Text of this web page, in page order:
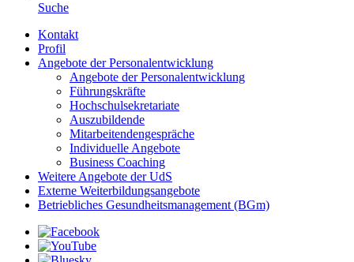
Suche
Kontakt
Profil
Angebote der Personalentwicklung
Angebote der Personalentwicklung
Führungskräfte
Hochschulsekretariate
Auszubildende
Mitarbeitendengespräche
Individuelle Angebote
Business Coaching
Weitere Angebote der UdS
Externe Weiterbildungsangebote
Betriebliches Gesundheitsmanagement (BGm)